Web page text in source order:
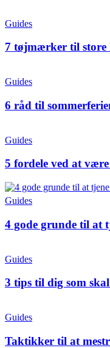
Guides
7 tøjmærker til store
Guides
6 råd til
Guides
5 fordele ved at
Guides
4 gode grunde til at
Guides
3 tips til dig som
Guides
Taktikker til at